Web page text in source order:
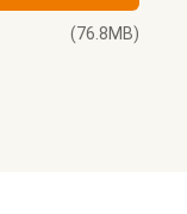
(76.8MB)